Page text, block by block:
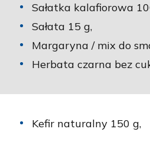
Sałatka kalafiorowa
Sałata 15 g,
Margaryna / mix do
Herbata czarna bez
Kefir naturalny 150 g,